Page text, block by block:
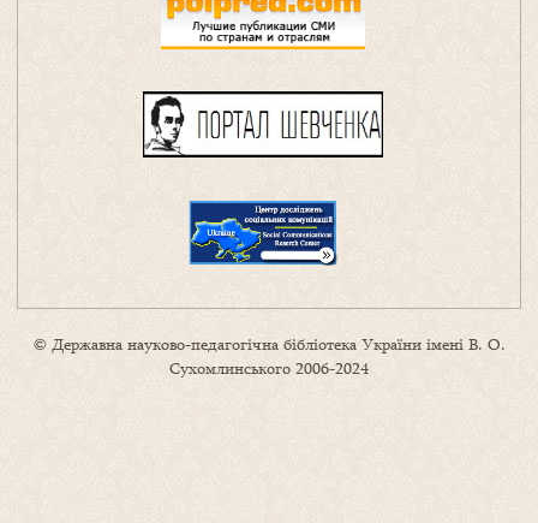
© Державна науково-педагогічна бібліотека України імені В. О.
Сухомлинського 2006-2024